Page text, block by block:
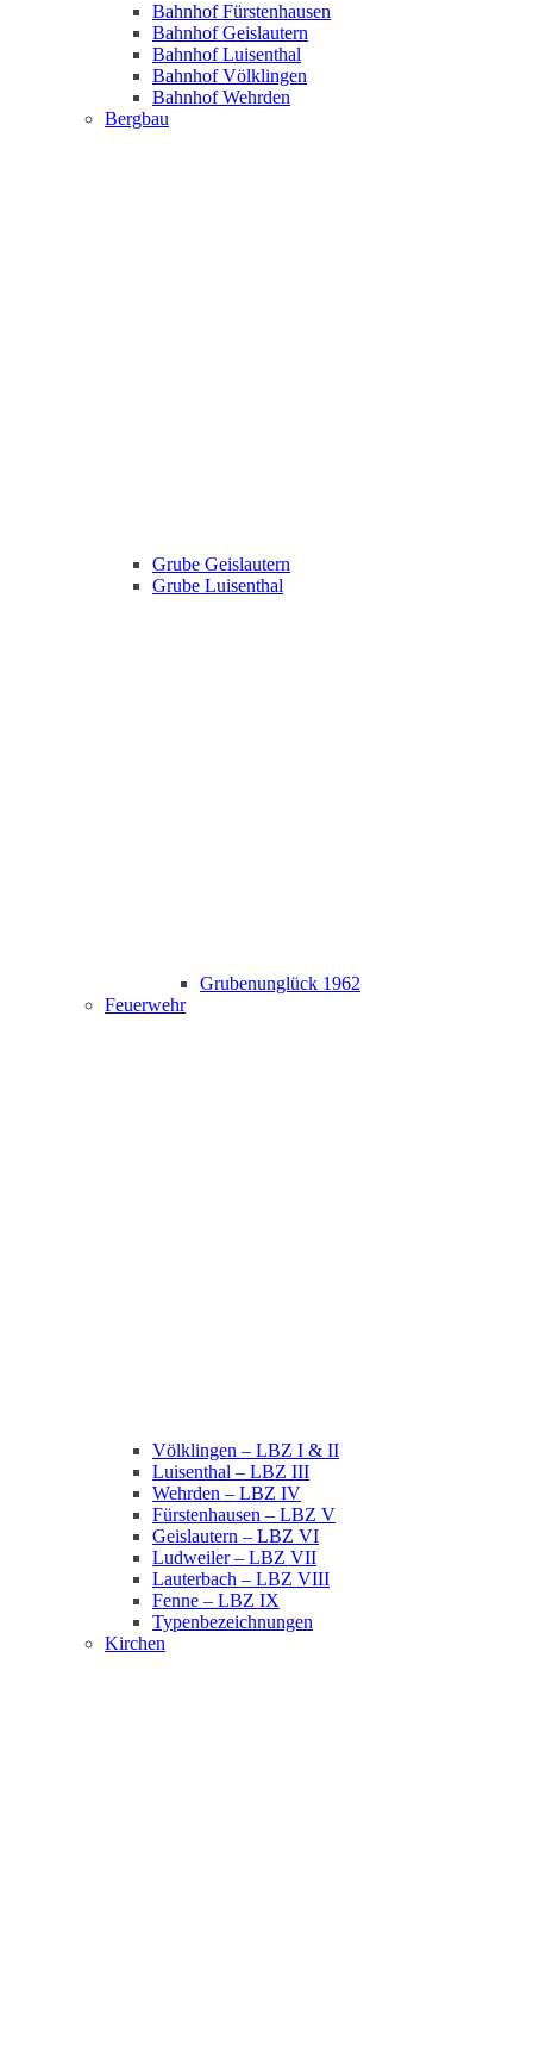
Bahnhof Fürstenhausen
Bahnhof Geislautern
Bahnhof Luisenthal
Bahnhof Völklingen
Bahnhof Wehrden
Bergbau
Grube Geislautern
Grube Luisenthal
Grubenunglück 1962
Feuerwehr
Völklingen – LBZ I & II
Luisenthal – LBZ III
Wehrden – LBZ IV
Fürstenhausen – LBZ V
Geislautern – LBZ VI
Ludweiler – LBZ VII
Lauterbach – LBZ VIII
Fenne – LBZ IX
Typenbezeichnungen
Kirchen